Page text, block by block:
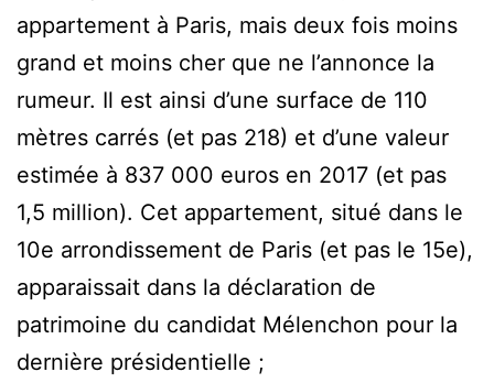
appartement à Paris, mais deux fois moins
grand et moins cher que ne l’annonce la
rumeur. Il est ainsi d’une surface de 110
mètres carrés (et pas 218) et d’une valeur
estimée à 837 000 euros en 2017 (et pas
1,5 million). Cet appartement, situé dans le
10e arrondissement de Paris (et pas le 15e),
apparaissait dans la déclaration de
patrimoine du candidat Mélenchon pour la
dernière présidentielle ;